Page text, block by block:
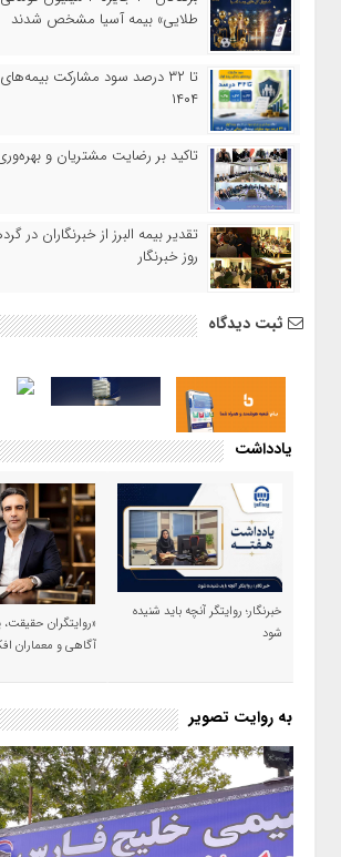
طلایی» بیمه آسیا مشخص شدند
تا ۳۲ درصد سود مشارکت
۱۴۰۴
تاکید بر رضایت مشتریان و
تقدیر بیمه البرز از خبرنگاران در
روز خبرنگار
ثبت دیدگاه
یادداشت
خبرنگار؛ روایتگر آنچه باید شنیده
شود
«روایتگران حقیقت،
آگاهی و معماران
به روایت تصویر